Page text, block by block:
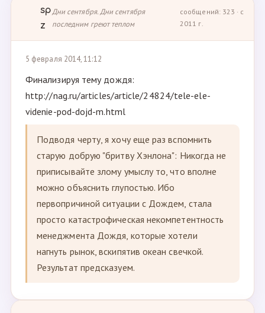
sp
z
Дни сентября. Дни сентября
последним греют теплом
сообщений: 323 · с
2011 г.
5 февраля 2014, 11:12
Финализируя тему дождя:
http://nag.ru/articles/article/24824/tele-ele-
videnie-pod-dojd-m.html
Подводя черту, я хочу еще раз вспомнить
старую добрую "бритву Хэнлона": Никогда не
приписывайте злому умыслу то, что вполне
можно объяснить глупостью. Ибо
первопричиной ситуации с Дождем, стала
просто катастрофическая некомпетентность
менеджмента Дождя, которые хотели
нагнуть рынок, вскипятив океан свечкой.
Результат предсказуем.